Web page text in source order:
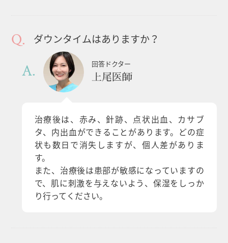
ダウンタイムはありますか？
回答ドクター
上尾医師
治療後は、赤み、針跡、点状出血、カサブ
タ、内出血ができることがあります。どの症
状も数日で消失しますが、個人差がありま
す。
また、治療後は患部が敏感になっていますの
で、肌に刺激を与えないよう、保湿をしっか
り行ってください。